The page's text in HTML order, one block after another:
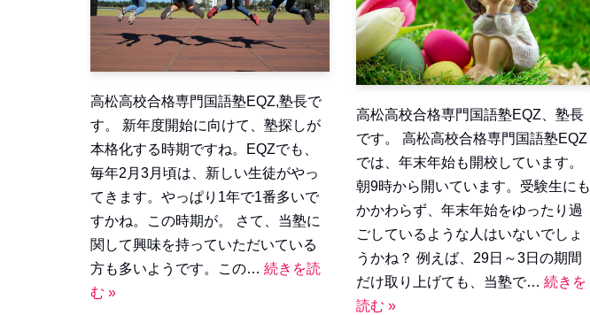
高松高校合格専門国語塾EQZ,塾長で
す。 新年度開始に向けて、塾探しが
本格化する時期ですね。EQZでも、
毎年2月3月頃は、新しい生徒がやっ
てきます。やっぱり1年で1番多いで
すかね。この時期が。 さて、当塾に
関して興味を持っていただいている
方も多いようです。この… 続きを読
む »
高松高校合格専門国語塾EQZ、塾長
です。 高松高校合格専門国語塾EQZ
では、年末年始も開校しています。
朝9時から開いています。受験生にも
かかわらず、年末年始をゆったり過
ごしているような人はいないでしょ
うかね？ 例えば、29日～3日の期間
だけ取り上げても、当塾で…続きを
読む »